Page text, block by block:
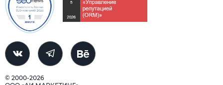
© 2000-2026